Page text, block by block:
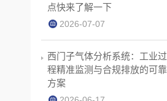
点快来了解一下
2026-07-07
西门子气体分析系统：工业过
程精准监测与合规排放的可靠
方案